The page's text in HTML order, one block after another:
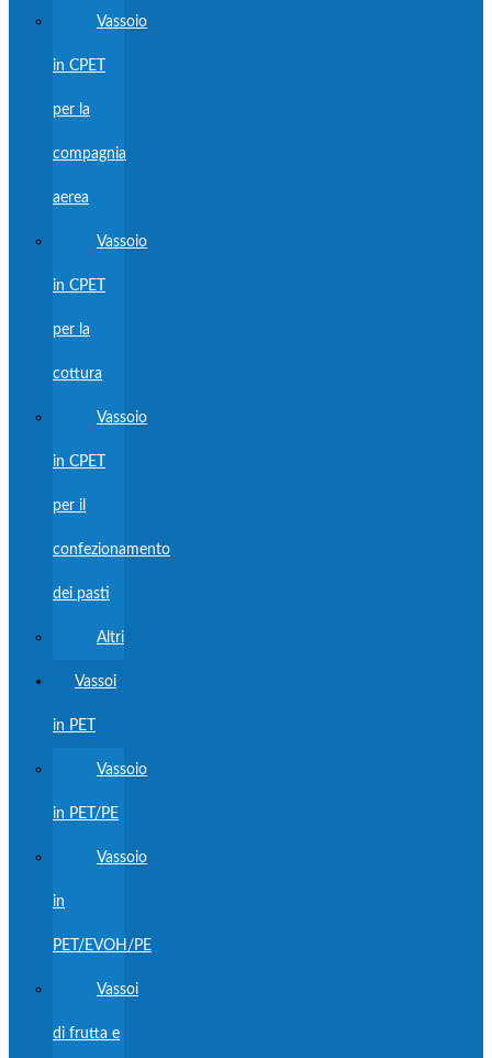
Vassoio
in CPET
per la
compagnia
aerea
Vassoio
in CPET
per la
cottura
Vassoio
in CPET
per il
confezionamento
dei pasti
Altri
Vassoi
in PET
Vassoio
in PET/PE
Vassoio
in
PET/EVOH/PE
Vassoi
di frutta e